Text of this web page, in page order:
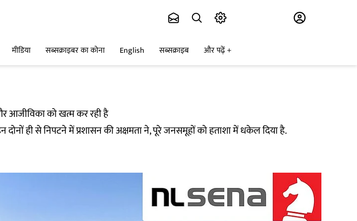
मीडिया सब्सक्राइबर का कोना English सब्सक्राइब और पढ़ें
आजीविका को खत्म कर रही है
ही से निपटने में प्रशासन की अक्षमता ने, पूरे जनसमूहों को हताशा में धकेल दिया है.